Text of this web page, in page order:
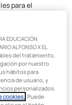
para el
en
y
sanitario,
EDUCACIÓN
ALFONSO X EL
del tratamiento,
por nuestro
hábitos para
de usuario, y
personalizados.
cookies. . Puede